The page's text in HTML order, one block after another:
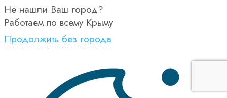
Не нашли Ваш город?
Работаем по всему Крыму
Продолжить без города